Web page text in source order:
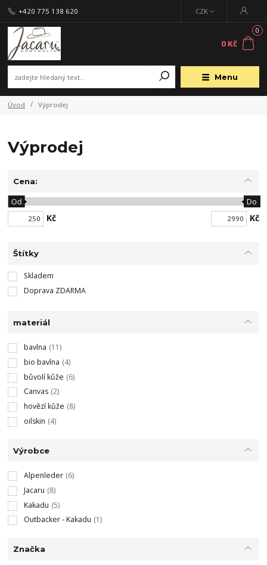
Menu
CZK
+420 775 138 620
0
0 Kč
Úvod Výprodej
Výprodej
Cena:
Kč
Od Do
Kč
Štítky
Skladem
Doprava ZDARMA
materiál
bavlna (11)
bio bavlna (4)
bůvolí kůže (6)
Canvas (2)
hovězí kůže (8)
oilskin (4)
Výrobce
Alpenleder (6)
Jacaru (8)
Kakadu (5)
Outbacker - Kakadu (1)
Značka